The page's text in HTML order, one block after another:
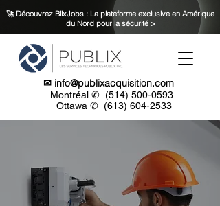
✉ info@publixacquisition.com
Montréal ✆ (514) 500-0593
Ottawa ✆ (613) 604-2533
🚀 Découvrez BlixJobs : La plateforme exclusive en Amérique
du Nord pour la sécurité >